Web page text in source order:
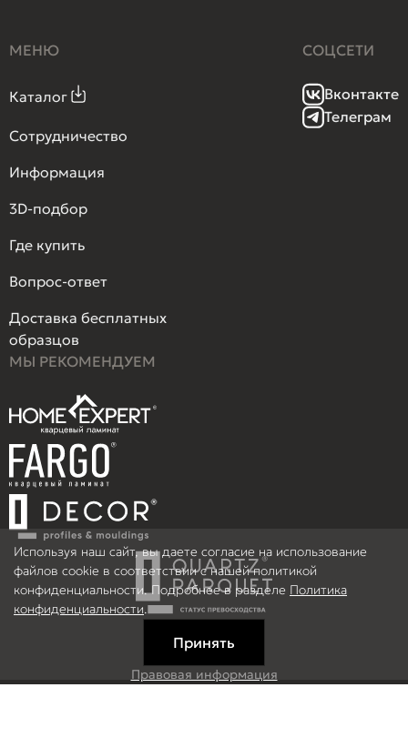
Правовая информация
МЕНЮ
Каталог
Сотрудничество
Информация
3D-подбор
Где купить
Вопрос-ответ
Доставка бесплатных
образцов
СОЦСЕТИ
Вконтакте
Телеграм
МЫ РЕКОМЕНДУЕМ
Используя наш сайт, вы даете согласие на использование
файлов cookie в соответствии с нашей политикой
конфиденциальности. Подробнее в разделе Политика
конфиденциальности.
Принять